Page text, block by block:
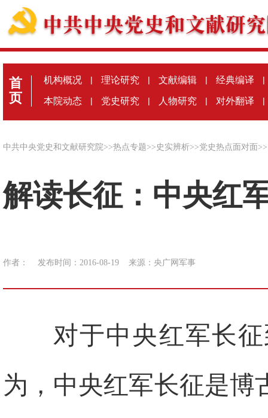
首
页
机构概况 | 理论研究 | 文献编辑 | 经典编译 |
本院动态 | 党史研究 | 人物研究 | 对外翻译 |
中共中央党史和文献研究院>>热点专题>> 史实辨析>>党史热点面对面>>
解读长征：中央红
作者： 发布时间：2016-08-19 来源： 央广网军事
对于中央红军长
为，中央红军长征是博